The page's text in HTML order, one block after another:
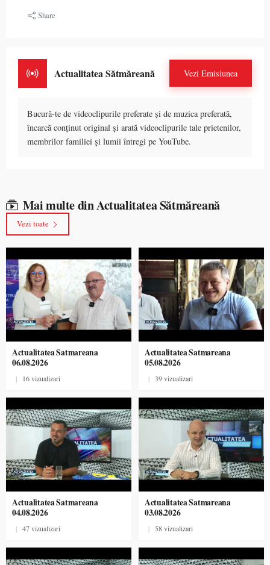
Share
Actualitatea Sătmăreană Vezi Emisiunea
Bucură-te de videoclipurile preferate și de muzica preferată,
încarcă conținut original și arată videoclipurile tale prietenilor,
membrilor familiei și lumii întregi pe YouTube.
Mai multe din Actualitatea Sătmăreană
Vezi toate
Actualitatea Satmareana
06.08.2026
| 16 vizualizari
Actualitatea Satmareana
05.08.2026
| 39 vizualizari
Actualitatea Satmareana
04.08.2026
| 47 vizualizari
Actualitatea Satmareana
03.08.2026
| 58 vizualizari